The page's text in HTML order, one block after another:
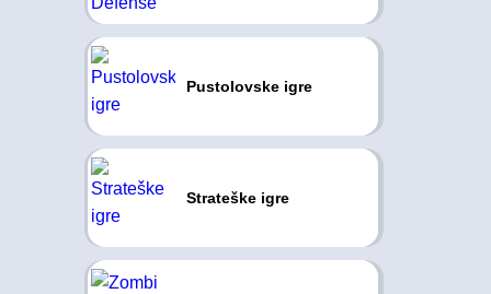
Pustolovske igre
Strateške igre